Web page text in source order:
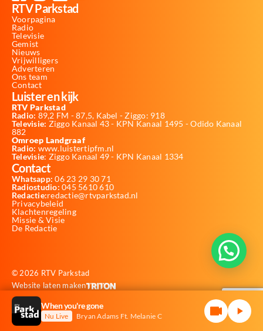
RTV Parkstad
Voorpagina
Radio
Televisie
Gemist
Nieuws
Vrijwilligers
Adverteren
Ons team
Contact
Luister en kijk
RTV Parkstad
Radio: 89,2 FM - 87,5, Kabel - Ziggo: 918
Televisie: Ziggo Kanaal 43 - KPN Kanaal 1495 - Odido Kanaal
882
Omroep Landgraaf
Radio: www.luistertipfm.nl
Televisie: Ziggo Kanaal 49 - KPN Kanaal 1334
Contact
Whatsapp: 06 23 29 30 71
Radiostudio: 045 5610 610
Redactie:redactie@rtvparkstad.nl
Privacybeleid
Klachtenregeling
Missie & Visie
De Redactie
© 2026 RTV Parkstad
Website laten maken
When you're gone
Nu Live Bryan Adams Ft. Melanie C